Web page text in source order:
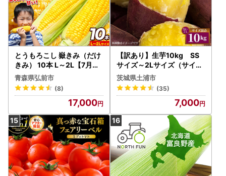
とうもろこし 嶽きみ（だけ
きみ） 10本 L～2L【7月～
発送】
青森県弘前市
(8)
17,000
【訳あり】生芋10kg SS
サイズ～2Lサイズ（サイズ
バラ） ※離島への配送不可
※2025年12月下旬頃より
順次発送予定
茨城県土浦市
(35)
7,000